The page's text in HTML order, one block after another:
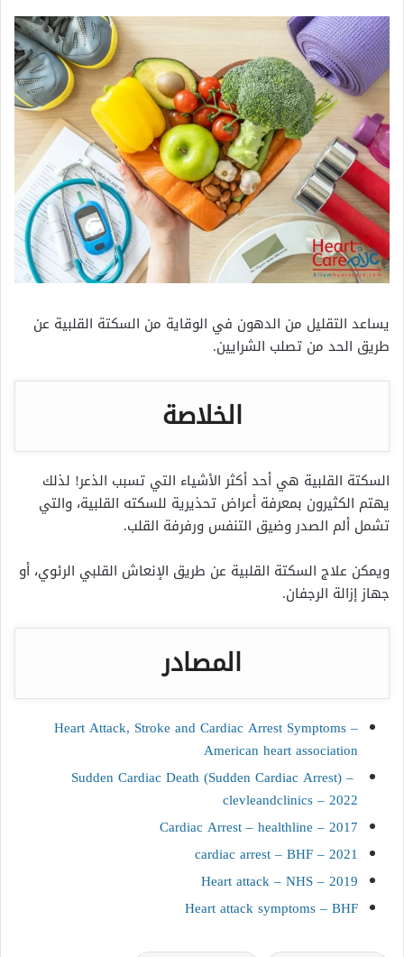
يساعد التقليل من الدهون في الوقاية من السكتة القلبية عن
طريق الحد من تصلب الشرايين.
الخلاصة
السكتة القلبية هي أحد أكثر الأشياء التي تسبب الذعر! لذلك
يهتم الكثيرون بمعرفة أعراض تحذيرية للسكته القلبية، والتي
تشمل ألم الصدر وضيق التنفس ورفرفة القلب.
ويمكن علاج السكتة القلبية عن طريق الإنعاش القلبي الرئوي، أو
جهاز إزالة الرجفان.
المصادر
Heart Attack, Stroke and Cardiac Arrest Symptoms –
American heart association
Sudden Cardiac Death (Sudden Cardiac Arrest) –
clevleandclinics – 2022
Cardiac Arrest – healthline – 2017
cardiac arrest – BHF – 2021
Heart attack – NHS – 2019
Heart attack symptoms – BHF